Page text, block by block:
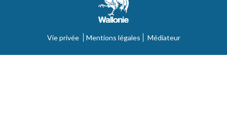
Vie privée Mentions légales Médiateur